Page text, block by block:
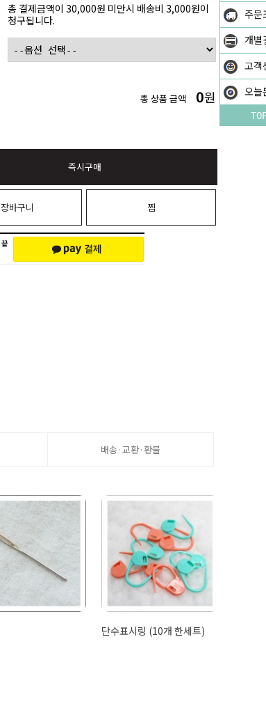
주문
개별
고객
오늘
총 결제금액이 30,000원 미만시 배송비 3,000원이
청구됩니다.
총 상품 금액 0원
즉시구매
장바구니 찜
배송·교환·환불
단수표시링 (10개 한세트)